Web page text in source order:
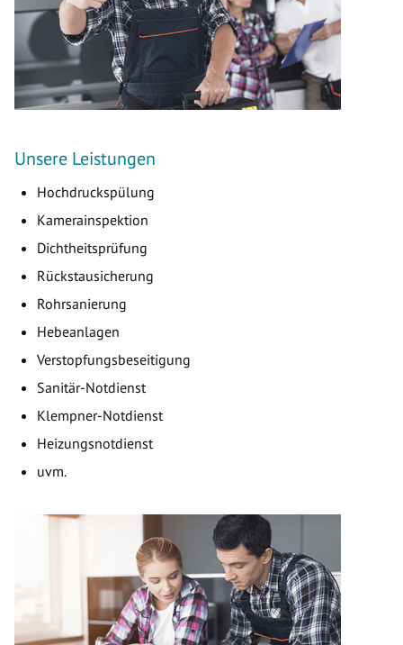
Unsere Leistungen
Hochdruckspülung
Kamerainspektion
Dichtheitsprüfung
Rückstausicherung
Rohrsanierung
Hebeanlagen
Verstopfungsbeseitigung
Sanitär-Notdienst
Klempner-Notdienst
Heizungsnotdienst
uvm.